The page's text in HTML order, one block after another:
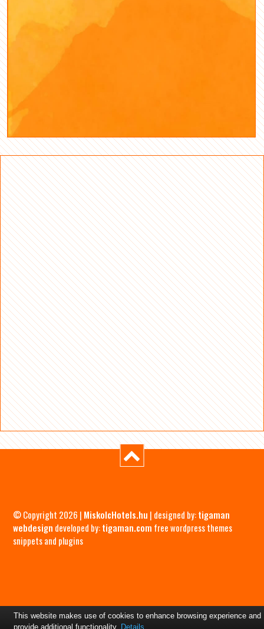
© Copyright 2026 | MiskolcHotels.hu | designed by:tigaman
webdesign developed by:tigaman.com free wordpress themes
snippets and plugins
This website makes use of cookies to enhance browsing experience and
provide additional functionality. Details